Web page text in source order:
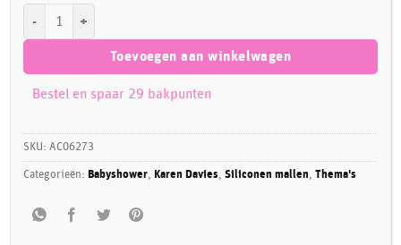
Toevoegen aan winkelwagen
Bestel en spaar 29 bakpunten
SKU:AC06273
Categorieën: Babyshower, Karen Davies,Siliconen mallen,Thema's